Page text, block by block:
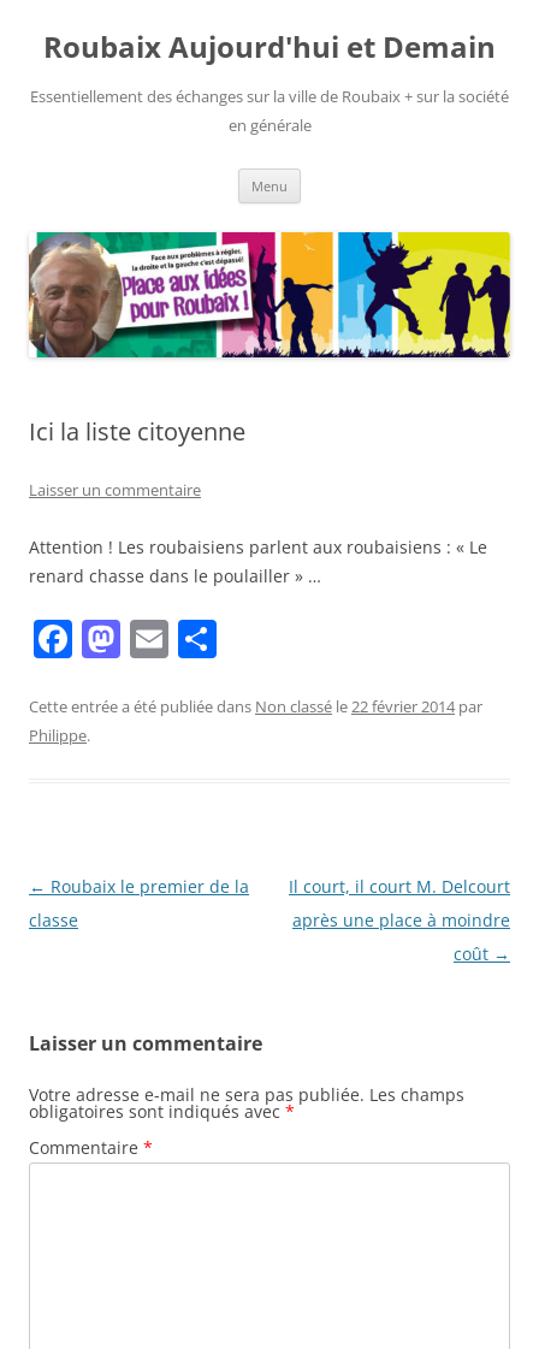
contenu
Roubaix Aujourd'hui et Demain
Essentiellement des échanges sur la ville de Roubaix + sur la société
en générale
Menu
Ici la liste citoyenne
Laisser un commentaire
Attention ! Les roubaisiens parlent aux roubaisiens : « Le
renard chasse dans le poulailler » …
F
c
e
o
k
M
st
n
E
ai ta
Cette entrée a été publiée dans Non classé le22 février 2014 par
Philippe.
Navigation
des
← Roubaix le premier de la
classe
Il court, il court M. Delcourt
après une place à moindre
coût →
Laisser un commentaire
Votre adresse e-mail ne sera pas publiée. Les champs
obligatoires sont indiqués avec *
Commentaire *